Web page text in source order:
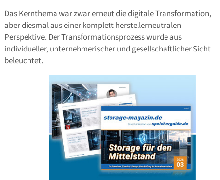
Das Kernthema war zwar erneut die digitale Transformation,
aber diesmal aus einer komplett herstellerneutralen
Perspektive. Der Transformationsprozess wurde aus
individueller, unternehmerischer und gesellschaftlicher Sicht
beleuchtet.